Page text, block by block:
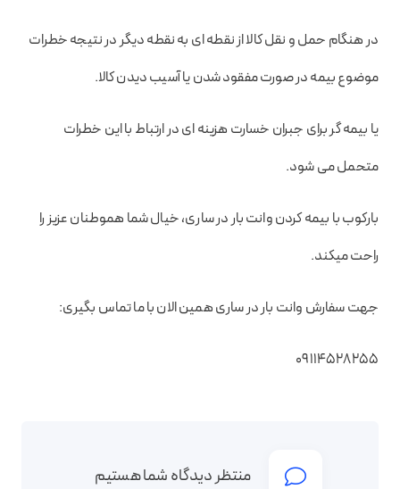
در هنگام حمل و نقل کالا از نقطه ای به نقطه دیگر در نتیجه خطرات
موضوع بیمه در صورت مفقود شدن یا آسیب دیدن کالا.
یا بیمه گر برای جبران خسارت هزینه ای در ارتباط با این خطرات
متحمل می شود.
بارکوب با بیمه کردن وانت بار در ساری، خیال شما هموطنان عزیز را
راحت میکند.
جهت سفارش وانت بار در ساری همین الان با ما تماس بگیری:
09114528255
منتظر دیدگاه شما هستیم